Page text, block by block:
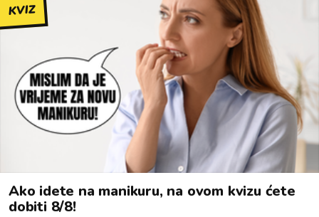
KVIZ
Ako idete na manikuru, na ovom kvizu ćete
dobiti 8/8!